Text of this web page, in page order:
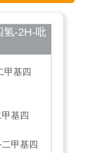
氢-2H-吡
甲基四
基四
甲基四